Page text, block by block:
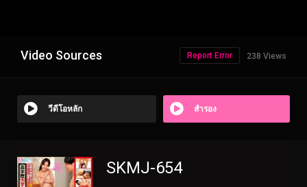
Video Sources 238 Views
Report Error
วีดีโอหลัก สำรอง
SKMJ-654